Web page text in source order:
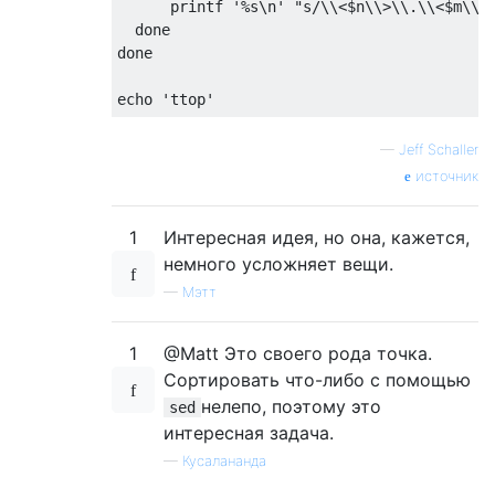
printf '%s\n' "s/
  done
done
— Jeff Schaller
источник
1
Интересная идея, но она, кажется,
немного усложняет вещи.
— Мэтт
1
@Matt Это своего рода точка.
Сортировать что-либо с помощью
sed нелепо, поэтому это
интересная задача.
— Кусалананда